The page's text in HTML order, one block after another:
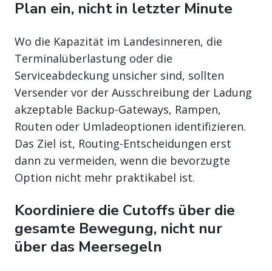
Plan ein, nicht in letzter Minute
Wo die Kapazität im Landesinneren, die
Terminalüberlastung oder die
Serviceabdeckung unsicher sind, sollten
Versender vor der Ausschreibung der Ladung
akzeptable Backup-Gateways, Rampen,
Routen oder Umladeoptionen identifizieren.
Das Ziel ist, Routing-Entscheidungen erst
dann zu vermeiden, wenn die bevorzugte
Option nicht mehr praktikabel ist.
Koordiniere die Cutoffs über die
gesamte Bewegung, nicht nur
über das Meersegeln